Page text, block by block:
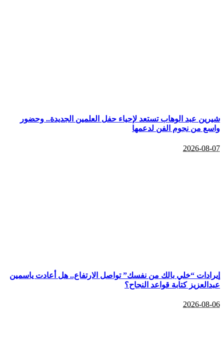
شيرين عبد الوهاب تستعد لإحياء حفل العلمين الجديدة.. وحضور
واسع من نجوم الفن لدعمها
2026-08-07
إيرادات “خلي بالك من نفسك” تواصل الارتفاع.. هل أعادت ياسمين
عبدالعزيز كتابة قواعد النجاح؟
2026-08-06